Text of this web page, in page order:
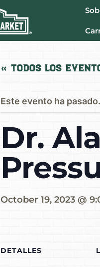
« Todos los
Este evento ha pasado.
Dr.
October 19, 2023 @
DETALLES